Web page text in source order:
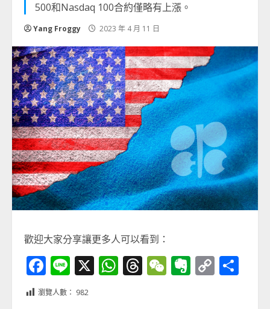
500和Nasdaq 100合約僅略有上漲。
Yang Froggy 2023 年 4 月 11 日
歡迎大家分享讓更多人可以看到：
Facebook
Line
X WhatsApp
Threads
WeChat
Evernote
Copy
瀏覽人數： 982